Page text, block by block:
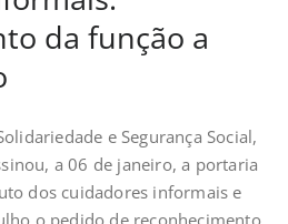
da função a
e Segurança Social,
a 06 de janeiro, a portaria
dos cuidadores informais e